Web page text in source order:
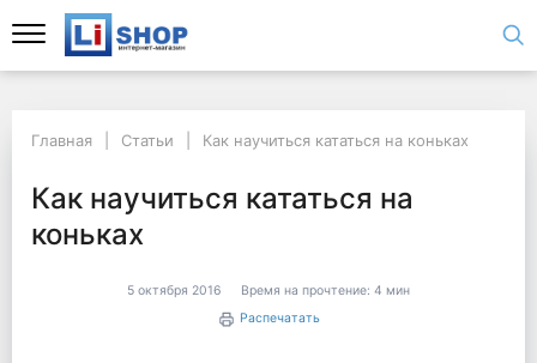
Главная Статьи Как научиться кататься на коньках
Как научиться кататься на
коньках
5 октября 2016 Время на прочтение: 4 мин
Распечатать